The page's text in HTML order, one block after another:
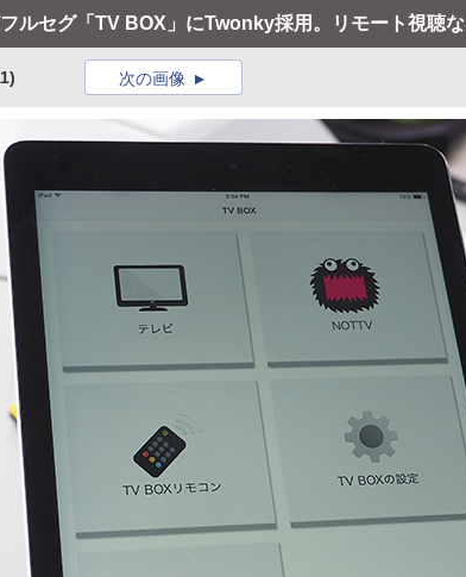
フルセグ「TV BOX」にTwonky採用。リモート視聴
次の画像